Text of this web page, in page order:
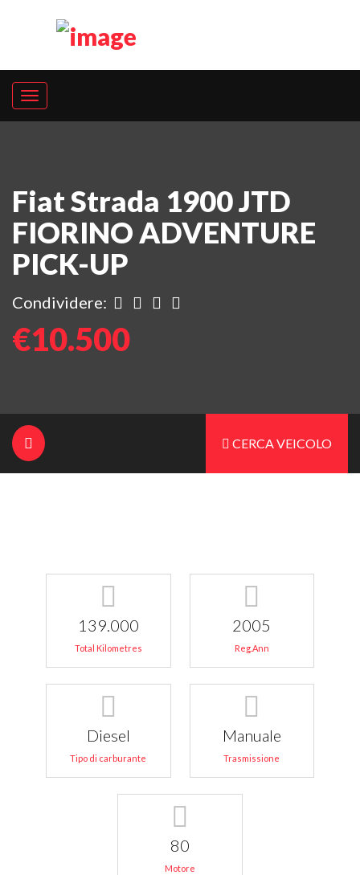
Fiat Strada 1900 JTD
FIORINO ADVENTURE
PICK-UP
Condividere:
€10.500
CERCA VEICOLO
139.000
Total Kilometres
2005
Reg.Ann
Diesel
Tipo di carburante
Manuale
Trasmissione
80
Motore